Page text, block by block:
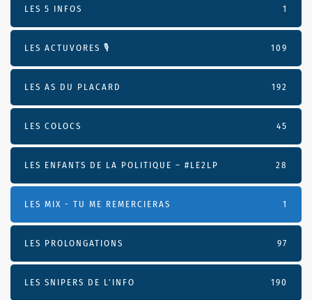
LES 5 INFOS 1
LES ACTUVORES 🎙 109
LES AS DU PLACARD 192
LES COLOCS 45
LES ENFANTS DE LA POLITIQUE – #LE2LP 28
LES MIX - TU ME REMERCIERAS 1
LES PROLONGATIONS 97
LES SNIPERS DE L’INFO 190